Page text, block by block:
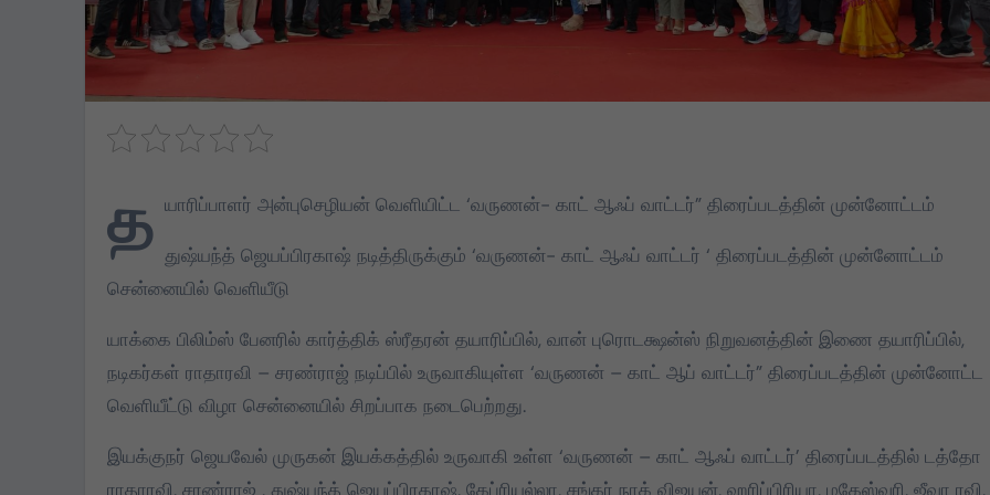
த யாரிப்பாளர் அன்புசெழியன் வெளியிட்ட ‘வருணன்- காட் ஆஃப் வாட்டர்” திரைப்படத்தின் முன்னோட்டம்
துஷ்யந்த் ஜெயப்பிரகாஷ் நடித்திருக்கும் ‘வருணன்- காட் ஆஃப் வாட்டர் ‘ திரைப்படத்தின் முன்னோட்டம்
சென்னையில் வெளியீடு
யாக்கை பிலிம்ஸ் பேனரில் கார்த்திக் ஸ்ரீதரன் தயாரிப்பில், வான் புரொடக்ஷன்ஸ் நிறுவனத்தின் இணை தயாரிப்பில்,
நடிகர்கள் ராதாரவி – சரண்ராஜ் நடிப்பில் உருவாகியுள்ள ‘வருணன் – காட் ஆப் வாட்டர்” திரைப்படத்தின் முன்னோட்ட
வெளியீட்டு விழா சென்னையில் சிறப்பாக நடைபெற்றது.
இயக்குநர் ஜெயவேல் முருகன் இயக்கத்தில் உருவாகி உள்ள ‘வருணன் – காட் ஆஃப் வாட்டர்’ திரைப்படத்தில் டத்தோ
ராதாரவி, சரண்ராஜ் , துஷ்யந்த் ஜெயப்பிரகாஷ், கேப்ரியல்லா, சங்கர் நாக் விஜயன், ஹரிப்பிரியா, மகேஸ்வரி, ஜீவா ரவி,
TVK DMK